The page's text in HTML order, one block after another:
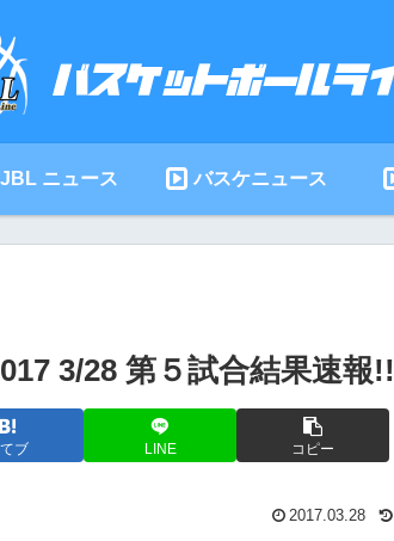
ニュース バスケニュース
3/28 第５試合結果速報!!
ブ LINE コピー
2017.03.28